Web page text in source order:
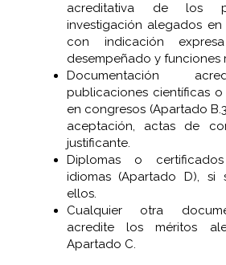
acreditativa de los
investigación alegados
con indicación
desempeñado y funciones
Documentación
publicaciones científicas
en congresos (Apartado
aceptación, actas de
justificante.
Diplomas o
idiomas (Apartado D), si
ellos.
Cualquier otra
acredite los méritos
Apartado C.